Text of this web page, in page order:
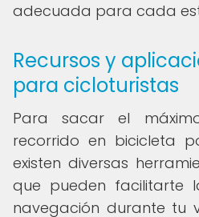
adecuada para cada
Recursos y
para cicloturistas
Para sacar el
recorrido en bicicleta
existen diversas
que pueden facilitarte
navegación durante tu